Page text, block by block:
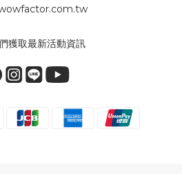
獲取最新活動資訊